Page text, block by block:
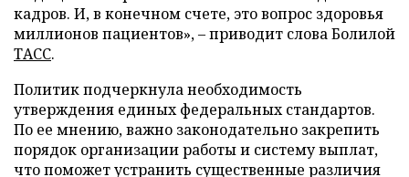
кадров. И, в конечном счете, это вопрос здоровья
миллионов пациентов», – приводит слова Болилой
ТАСС.
Политик подчеркнула необходимость
утверждения единых федеральных стандартов.
По ее мнению, важно законодательно закрепить
порядок организации работы и систему выплат,
что поможет устранить существенные различия